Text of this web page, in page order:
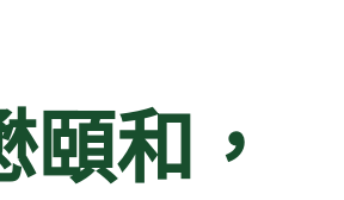
頤和，